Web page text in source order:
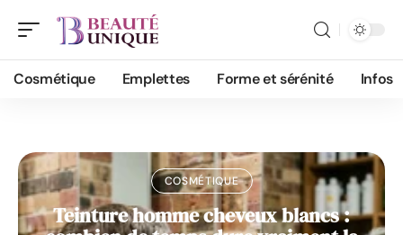
Cosmétique Emplettes Forme et sérénité Infos
COSMÉTIQUE
Teinture homme cheveux blancs :